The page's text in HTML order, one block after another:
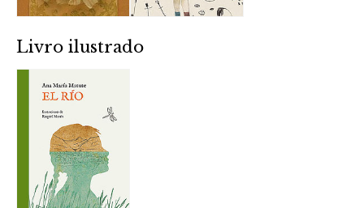
Livro ilustrado